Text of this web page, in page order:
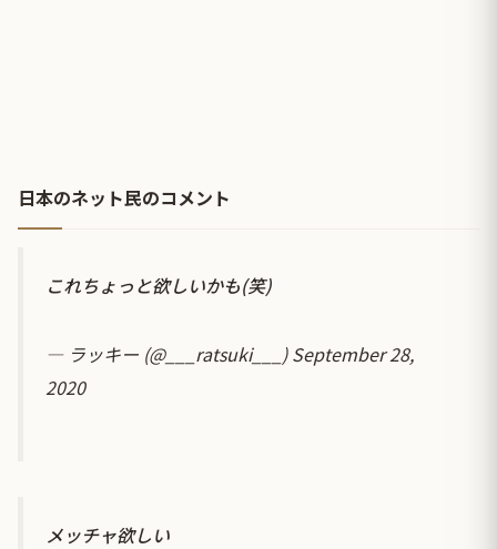
日本のネット民のコメント
これちょっと欲しいかも(笑)
— ラッキー (@___ratsuki___)September 28,
2020
メッチャ欲しい